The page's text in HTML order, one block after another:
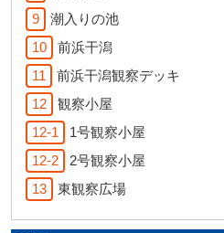
9
潮入りの池
10
前浜干潟
11
前浜干潟観察デッキ
12
観察小屋
12-1
1号観察小屋
12-2
2号観察小屋
13
東観察広場